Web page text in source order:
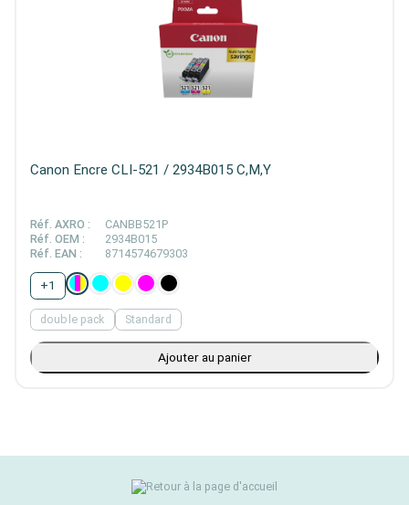
Canon Encre CLI-521 / 2934B015 C,M,Y
Réf. AXRO :
CANBB521P
Réf. OEM :
2934B015
Réf. EAN :
8714574679303
+1
Standard
double pack
Ajouter au panier